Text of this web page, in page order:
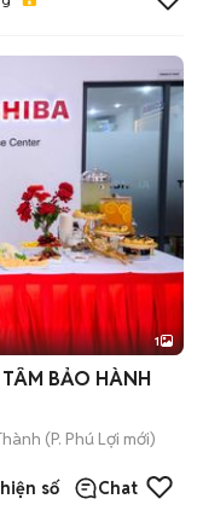
1
BẢO HÀNH
(P. Phú Lợi mới)
số Chat